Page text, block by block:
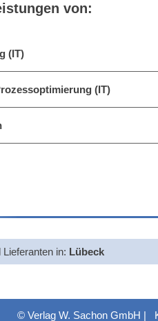
von:
(IT)
(IT)
in: Lübeck
© Verlag W. Sachon GmbH |